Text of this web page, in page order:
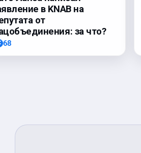
в KNAB на
от
за что?
68